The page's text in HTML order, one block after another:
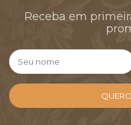
Receba em